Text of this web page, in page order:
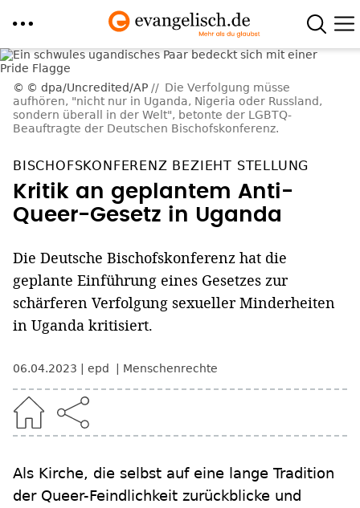
Direkt
zum
Inhalt
© dpa/Uncredited/AP
Die Verfolgung müsse
aufhören, "nicht nur in Uganda, Nigeria oder Russland,
sondern überall in der Welt", betonte der LGBTQ-
Beauftragte der Deutschen Bischofskonferenz.
BISCHOFSKONFERENZ BEZIEHT STELLUNG
Kritik an geplantem Anti-
Queer-Gesetz in Uganda
Die Deutsche Bischofskonferenz hat die
geplante Einführung eines Gesetzes zur
schärferen Verfolgung sexueller Minderheiten
in Uganda kritisiert.
06.04.2023 epd Menschenrechte
Als Kirche, die selbst auf eine lange Tradition
der Queer-Feindlichkeit zurückblicke und